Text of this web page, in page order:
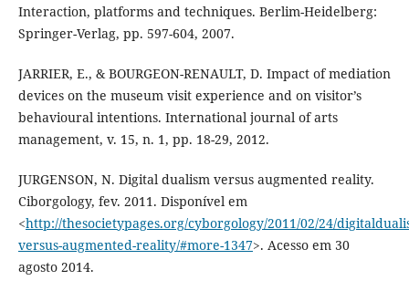
Interaction, platforms and techniques. Berlim-Heidelberg:
Springer-Verlag, pp. 597-604, 2007.
JARRIER, E., & BOURGEON-RENAULT, D. Impact of mediation
devices on the museum visit experience and on visitor’s
behavioural intentions. International journal of arts
management, v. 15, n. 1, pp. 18-29, 2012.
JURGENSON, N. Digital dualism versus augmented reality.
Ciborgology, fev. 2011. Disponível em
<http://thesocietypages.org/cyborgology/2011/02/24/
versus-augmented-reality/#more-1347>. Acesso em 30
agosto 2014.